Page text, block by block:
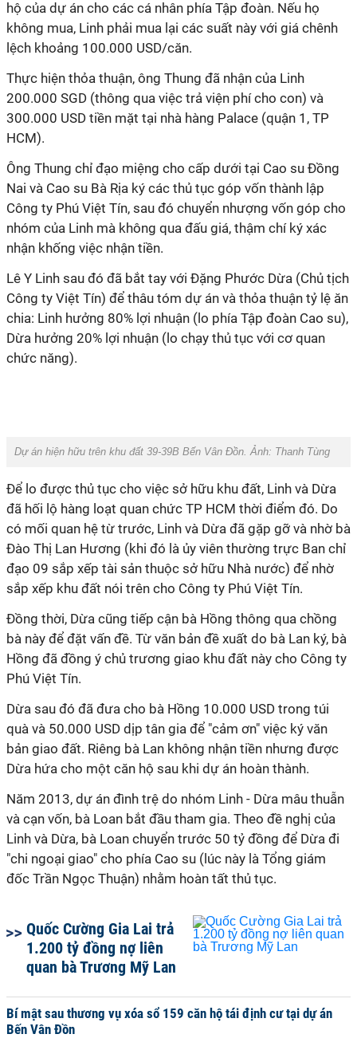
hộ của dự án cho các cá nhân phía Tập đoàn. Nếu họ
không mua, Linh phải mua lại các suất này với giá chênh
lệch khoảng 100.000 USD/căn.
Thực hiện thỏa thuận, ông Thung đã nhận của Linh
200.000 SGD (thông qua việc trả viện phí cho con) và
300.000 USD tiền mặt tại nhà hàng Palace (quận 1, TP
HCM).
Ông Thung chỉ đạo miệng cho cấp dưới tại Cao su Đồng
Nai và Cao su Bà Rịa ký các thủ tục góp vốn thành lập
Công ty Phú Việt Tín, sau đó chuyển nhượng vốn góp cho
nhóm của Linh mà không qua đấu giá, thậm chí ký xác
nhận khống việc nhận tiền.
Lê Y Linh sau đó đã bắt tay với Đặng Phước Dừa (Chủ tịch
Công ty Việt Tín) để thâu tóm dự án và thỏa thuận tỷ lệ ăn
chia: Linh hưởng 80% lợi nhuận (lo phía Tập đoàn Cao su),
Dừa hưởng 20% lợi nhuận (lo chạy thủ tục với cơ quan
chức năng).
Dự án hiện hữu trên khu đất 39-39B Bến Vân Đồn. Ảnh: Thanh Tùng
Để lo được thủ tục cho việc sở hữu khu đất, Linh và Dừa
đã hối lộ hàng loạt quan chức TP HCM thời điểm đó. Do
có mối quan hệ từ trước, Linh và Dừa đã gặp gỡ và nhờ bà
Đào Thị Lan Hương (khi đó là ủy viên thường trực Ban chỉ
đạo 09 sắp xếp tài sản thuộc sở hữu Nhà nước) để nhờ
sắp xếp khu đất nói trên cho Công ty Phú Việt Tín.
Đồng thời, Dừa cũng tiếp cận bà Hồng thông qua chồng
bà này để đặt vấn đề. Từ văn bản đề xuất do bà Lan ký, bà
Hồng đã đồng ý chủ trương giao khu đất này cho Công ty
Phú Việt Tín.
Dừa sau đó đã đưa cho bà Hồng 10.000 USD trong túi
quà và 50.000 USD dịp tân gia để "cảm ơn" việc ký văn
bản giao đất. Riêng bà Lan không nhận tiền nhưng được
Dừa hứa cho một căn hộ sau khi dự án hoàn thành.
Năm 2013, dự án đình trệ do nhóm Linh - Dừa mâu thuẫn
và cạn vốn, bà Loan bắt đầu tham gia. Theo đề nghị của
Linh và Dừa, bà Loan chuyển trước 50 tỷ đồng để Dừa đi
"chi ngoại giao" cho phía Cao su (lúc này là Tổng giám
đốc Trần Ngọc Thuận) nhằm hoàn tất thủ tục.
Quốc Cường Gia Lai trả
1.200 tỷ đồng nợ liên
quan bà Trương Mỹ Lan
Bí mật sau thương vụ xóa sổ 159 căn hộ tái định cư tại dự án
Bến Vân Đồn